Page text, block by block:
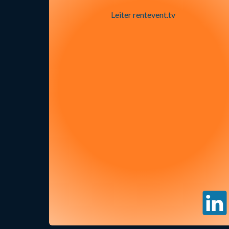
Leiter rentevent.tv